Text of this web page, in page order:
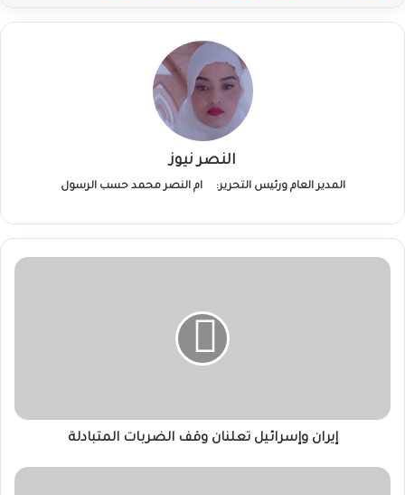
النصر نيوز
المدير العام ورئيس التحرير: ام النصر محمد حسب الرسول
إيران
إيران وإسرائيل تعلنان وقف الضربات المتبادلة
وزير